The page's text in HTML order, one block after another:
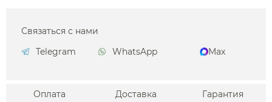
Связаться с нами
Telegram
WhatsApp Max
Оплата Доставка Гарантия